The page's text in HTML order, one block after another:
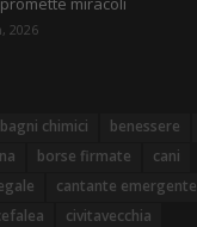
2026
bagni chimici benessere
borse firmate
cani
cantante emergente
civitavecchia